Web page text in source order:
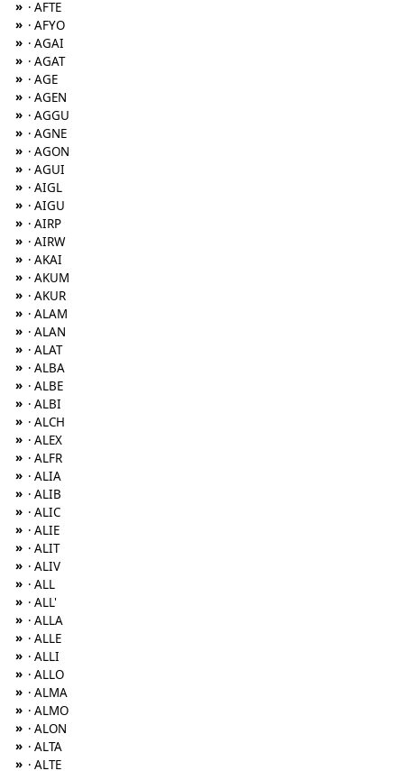
» · AFTE
» · AFYO
» · AGAI
» · AGAT
» · AGE
» · AGEN
» · AGGU
» · AGNE
» · AGON
» · AGUI
» · AIGL
» · AIGU
» · AIRP
» · AIRW
» · AKAI
» · AKUM
» · AKUR
» · ALAM
» · ALAN
» · ALAT
» · ALBA
» · ALBE
» · ALBI
» · ALCH
» · ALEX
» · ALFR
» · ALIA
» · ALIB
» · ALIC
» · ALIE
» · ALIT
» · ALIV
» · ALL
» · ALL'
» · ALLA
» · ALLE
» · ALLI
» · ALLO
» · ALMA
» · ALMO
» · ALON
» · ALTA
» · ALTE